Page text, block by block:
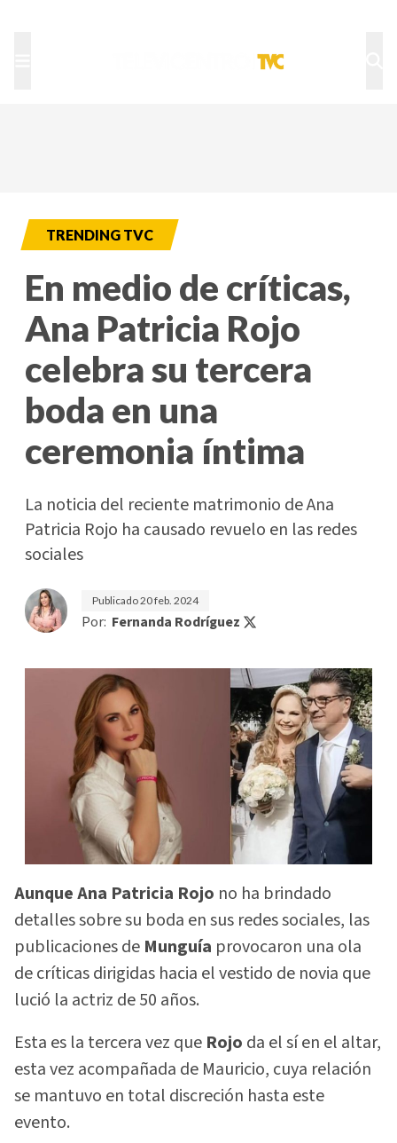
TRENDING TVC
En medio de críticas,
Ana Patricia Rojo
celebra su tercera
boda en una
ceremonia íntima
La noticia del reciente matrimonio de Ana
Patricia Rojo ha causado revuelo en las redes
sociales
Publicado20 feb. 2024
Por: Fernanda Rodríguez
Aunque Ana Patricia Rojo no ha brindado
detalles sobre su boda en sus redes sociales, las
publicaciones de Munguía provocaron una ola
de críticas dirigidas hacia el vestido de novia que
lució la actriz de 50 años.
Esta es la tercera vez que Rojo da el sí en el altar,
esta vez acompañada de Mauricio, cuya relación
se mantuvo en total discreción hasta este
evento.